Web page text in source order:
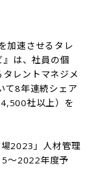
加速させるタレ
は、社員の個
レントマネジメ
て8年連続シェア
社以上）を
2023」人材管理
～2022年度予